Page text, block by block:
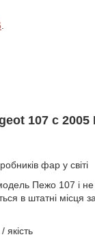
107 с 2005
фар у світі
Пежо 107 і
в штатні місця
якість